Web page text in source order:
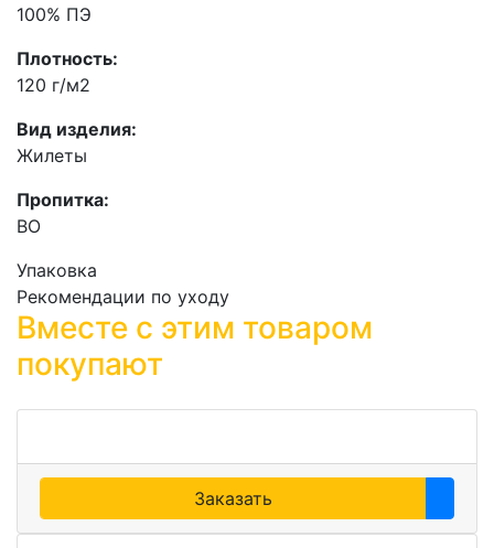
100% ПЭ
Плотность:
120 г/м2
Вид изделия:
Жилеты
Пропитка:
ВО
Упаковка
Рекомендации по уходу
Вместе с этим товаром
покупают
Заказать